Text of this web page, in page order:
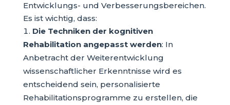
Entwicklungs- und Verbesserungsbereichen.
Es ist wichtig, dass:
Die Techniken der kognitiven
Rehabilitation angepasst werden: In
Anbetracht der Weiterentwicklung
wissenschaftlicher Erkenntnisse wird es
entscheidend sein, personalisierte
Rehabilitationsprogramme zu erstellen, die